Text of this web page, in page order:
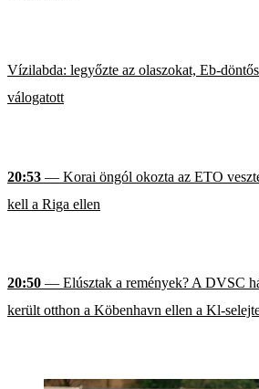
Vízilabda: legyőzte az olaszokat, Eb-
válogatott
20:53 — Korai öngól okozta az ETO
kell a Riga ellen
20:50 — Elúsztak a remények? A DVSC
került otthon a Köbenhavn ellen a Kl-